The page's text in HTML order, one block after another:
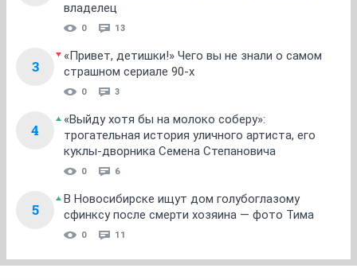
владелец
0 13
3
«Привет, детишки!» Чего вы не знали о самом
страшном сериале 90-х
0 3
4
«Выйду хотя бы на молоко соберу»:
трогательная история уличного артиста, его
куклы-дворника Семена Степановича
0 6
5
В Новосибирске ищут дом голубоглазому
сфинксу после смерти хозяина — фото Тима
0 11